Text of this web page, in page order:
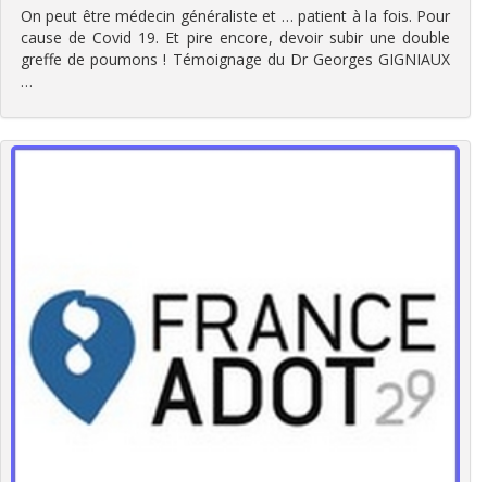
On peut être médecin généraliste et … patient à la fois. Pour
cause de Covid 19. Et pire encore, devoir subir une double
greffe de poumons ! Témoignage du Dr Georges GIGNIAUX
…